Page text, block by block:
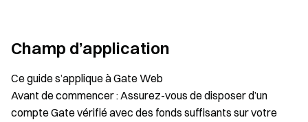
Champ d’application
Ce guide s’applique à Gate Web
Avant de commencer : Assurez-vous de disposer d’un
compte Gate vérifié avec des fonds suffisants sur votre